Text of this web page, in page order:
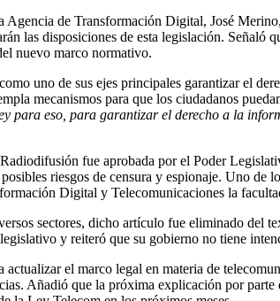
de Transformación Digital, José
las disposiciones de esta legislación. Señaló
nuevo marco normativo.
uno de sus ejes principales garantizar el
mecanismos para que los ciudadanos
para eso, para garantizar el derecho a la
fue aprobada por el Poder
riesgos de censura y espionaje. Uno
Digital y Telecomunicaciones la
sectores, dicho artículo fue eliminado del
y reiteró que su gobierno no tiene
actualizar el marco legal en materia de
Añadió que la próxima explicación por